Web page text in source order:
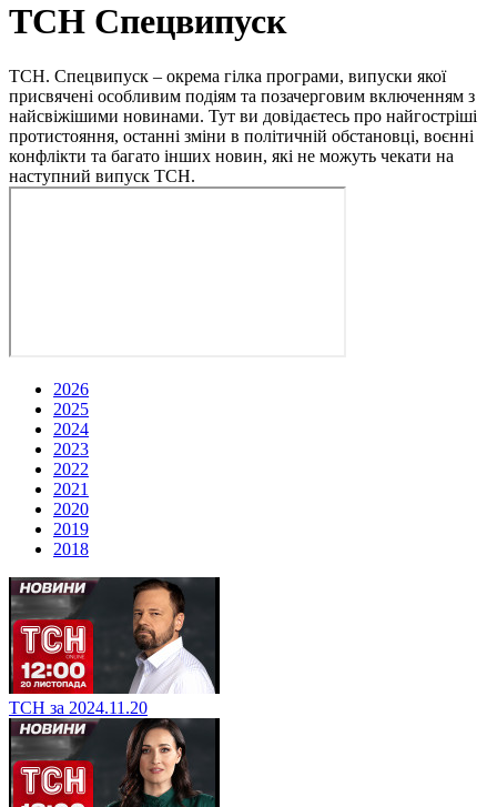
ТСН Спецвипуск
ТСН. Спецвипуск – окрема гілка програми, випуски якої
присвячені особливим подіям та позачерговим включенням з
найсвіжішими новинами. Тут ви довідаєтесь про найгостріші
протистояння, останні зміни в політичній обстановці, воєнні
конфлікти та багато інших новин, які не можуть чекати на
наступний випуск ТСН.
2026
2025
2024
2023
2022
2021
2020
2019
2018
ТСН за 2024.11.20